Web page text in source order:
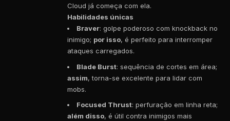
Cloud já começa com ela.
Habilidades únicas
Braver: golpe poderoso com knockback no
inimigo; por isso, é perfeito para interromper
ataques carregados.
Blade Burst: sequência de cortes em área;
assim, torna-se excelente para lidar com
mobs.
Focused Thrust: perfuração em linha reta;
além disso, é útil contra inimigos mais